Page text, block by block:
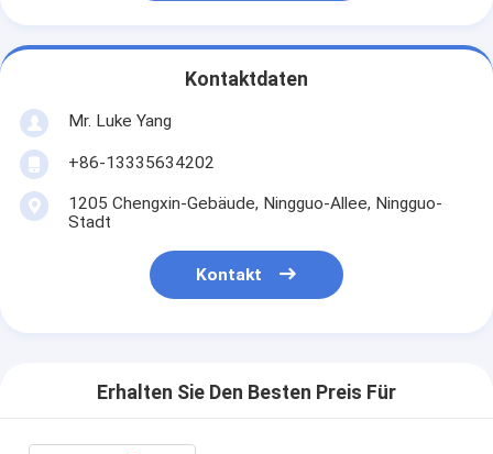
Kontaktdaten
Mr. Luke Yang
+86-13335634202
1205 Chengxin-Gebäude, Ningguo-Allee, Ningguo-
Stadt
Kontakt
Erhalten Sie Den Besten Preis Für